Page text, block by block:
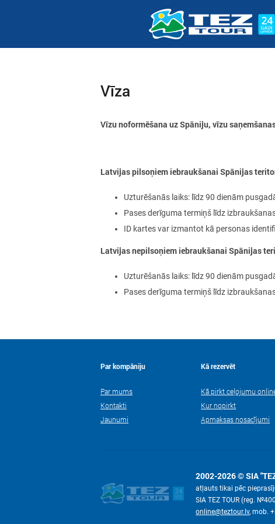
Vīza
Vīzu noformēšana uz Spāniju, vīzu
Latvijas pilsoņiem iebraukšanai Spānijas
Uzturēšanās laiks: līdz 90 dienām
Pases derīguma termiņš līdz
ID kartes var izmantot kā personas
Latvijas nepilsoņiem iebraukšanai Spānijas
Uzturēšanās laiks: līdz 90 dienām
Pases derīguma termiņš līdz
Par kompāniju
Par mums
Kontakti
Jaunumi
Kā rezervēt
Kā pirkt ceļojumu
Kur nopirkt
Apmaksas nosacījumi
2002-2026 © SIA
atļauts tikai pēc
SIA TEZ TOUR (reg.
online@teztour.lv, mob.